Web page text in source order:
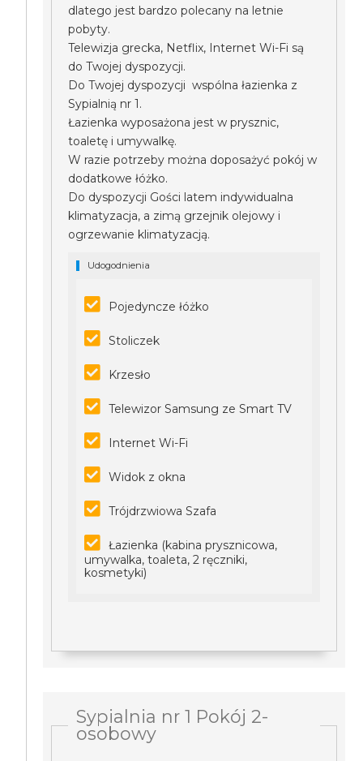
dlatego jest bardzo polecany na letnie
pobyty.
Telewizja grecka, Netflix, Internet Wi-Fi są
do Twojej dyspozycji.
Do Twojej dyspozycji wspólna łazienka z
Sypialnią nr 1.
Łazienka wyposażona jest w prysznic,
toaletę i umywalkę.
W razie potrzeby można doposażyć pokój w
dodatkowe łóżko.
Do dyspozycji Gości latem indywidualna
klimatyzacja, a zimą grzejnik olejowy i
ogrzewanie klimatyzacją.
Udogodnienia
Pojedyncze łóżko
Stoliczek
Krzesło
Telewizor Samsung ze Smart TV
Internet Wi-Fi
Widok z okna
Trójdrzwiowa Szafa
Łazienka (kabina prysznicowa,
umywalka, toaleta, 2 ręczniki,
kosmetyki)
Sypialnia nr 1 Pokój 2-
osobowy